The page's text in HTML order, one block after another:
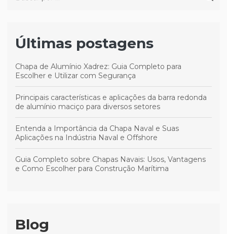
Últimas postagens
Chapa de Alumínio Xadrez: Guia Completo para
Escolher e Utilizar com Segurança
Principais características e aplicações da barra redonda
de alumínio maciço para diversos setores
Entenda a Importância da Chapa Naval e Suas
Aplicações na Indústria Naval e Offshore
Guia Completo sobre Chapas Navais: Usos, Vantagens
e Como Escolher para Construção Marítima
Blog